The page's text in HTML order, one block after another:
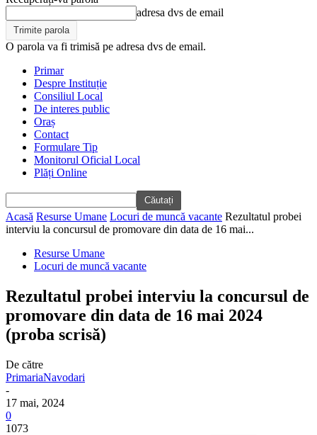
adresa dvs de email
O parola va fi trimisă pe adresa dvs de email.
Primar
Despre Instituție
Consiliul Local
De interes public
Oraș
Contact
Formulare Tip
Monitorul Oficial Local
Plăți Online
Acasă Resurse Umane Locuri de muncă vacante Rezultatul probei
interviu la concursul de promovare din data de 16 mai...
Resurse Umane
Locuri de muncă vacante
Rezultatul probei interviu la concursul de
promovare din data de 16 mai 2024
(proba scrisă)
De către
PrimariaNavodari
-
17 mai, 2024
0
1073